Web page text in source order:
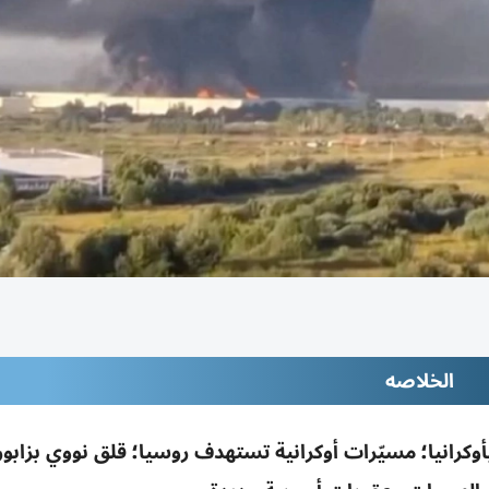
الخلاصه
مسيّرات أوكرانية تستهدف روسيا؛ قلق نووي